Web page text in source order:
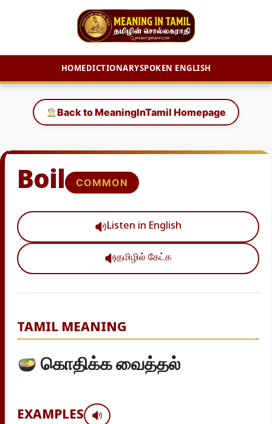
HOMEDICTIONARYSPOKEN ENGLISH
content
Back to MeaningInTamil Homepage
Boil COMMON
Listen in English
தமிழில் கேட்க
TAMIL MEANING
கொதிக்க வைத்தல்
EXAMPLES